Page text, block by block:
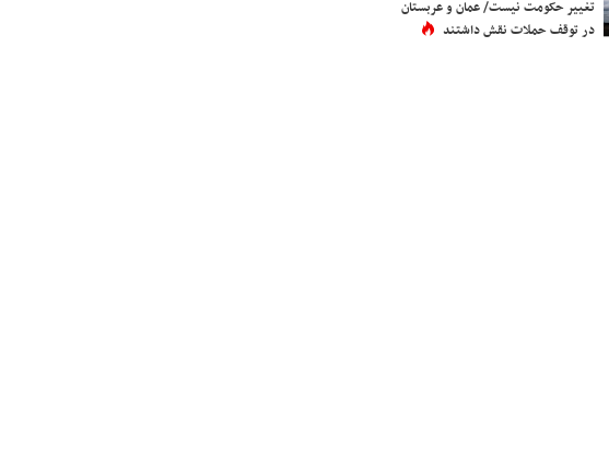
تغییر حکومت نیست/ عمان و عربستان
در توقف حملات نقش داشتند